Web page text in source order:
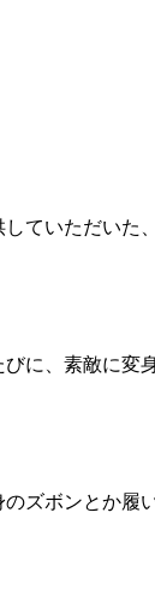
していただいた
に、素敵に変
のズボンとか履